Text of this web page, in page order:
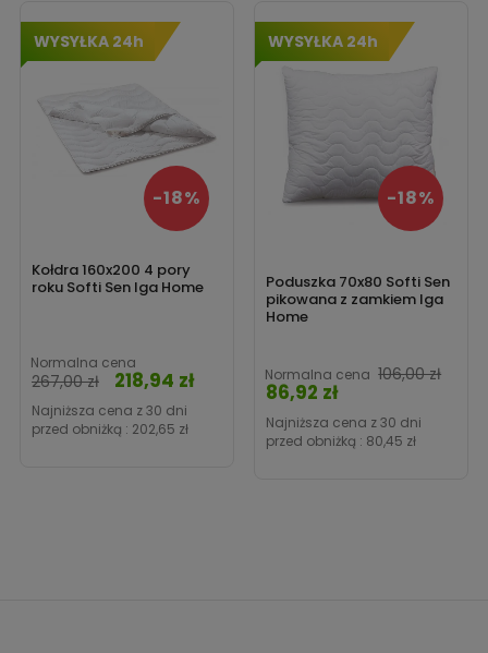
WYSYŁKA 24h
Kołdra 160x200 4 pory
roku Softi Sen Iga Home
Normalna cena
267,00 zł
-18%
Cena
218,94 zł
Najniższa cena z 30 dni
przed obniżką : 202,65 zł
WYSYŁKA 24h
Poduszka 70x80 Softi Sen
pikowana z zamkiem Iga
Home
Normalna cena 106,00 zł
-18%
Cena
86,92 zł
Najniższa cena z 30 dni
przed obniżką : 80,45 zł